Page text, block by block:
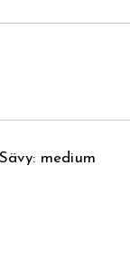
medium